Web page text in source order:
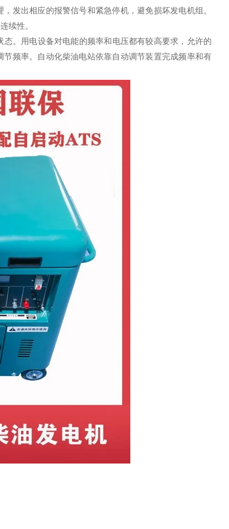
发出相应的报警信号和紧急停机，避免损坏发电机组。
续性。
。用电设备对电能的频率和电压都有较高要求，允许的
频率。自动化柴油电站依靠自动调节装置完成频率和有